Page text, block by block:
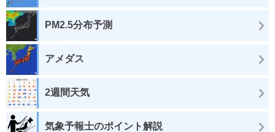
PM2.5分布予測
アメダス
2週間天気
気象予報士のポイント解説